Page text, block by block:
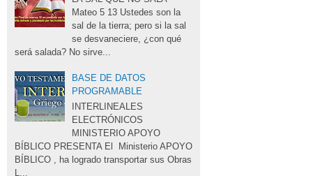
Mateo 5 13 Ustedes son la
sal de la tierra; pero si la sal
se desvaneciere, ¿con qué
será salada? No sirve...
BASE DE DATOS
PROGRAMABLE
INTERLINEALES
ELECTRÓNICOS
MINISTERIO APOYO
BÍBLICO PRESENTA El Ministerio APOYO
BÍBLICO , ha logrado transportar sus Obras
L...